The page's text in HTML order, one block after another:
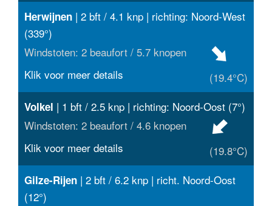
Herwijnen | 2 bft / 4.1 knp | richting: Noord-West
(339°)
Windstoten: 2 beaufort / 5.7 knopen
(19.4°C)
Klik voor meer details
Volkel | 1 bft / 2.5 knp | richting: Noord-Oost (7°)
Windstoten: 2 beaufort / 4.6 knopen
(19.8°C)
Klik voor meer details
Gilze-Rijen | 2 bft / 6.2 knp | richt. Noord-Oost
(12°)